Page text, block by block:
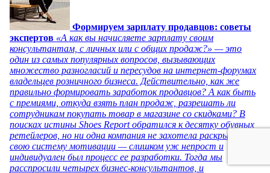
Формируем зарплату продавцов: советы
экспертов «А как вы начисляете зарплату своим
консультантам, с личных или с общих продаж?» — это
один из самых популярных вопросов, вызывающих
множество разногласий и пересудов на интернет-форумах
владельцев розничного бизнеса. Действительно, как же
правильно формировать заработок продавцов? А как быть
с премиями, откуда взять план продаж, разрешать ли
сотрудникам покупать товар в магазине со скидками? В
поисках истины Shoes Report обратился к десятку обувных
ретейлеров, но ни одна компания не захотела раскрывать
свою систему мотивации — слишком уж непрост и
индивидуален был процесс ее разработки. Тогда мы
расспросили четырех бизнес-консультантов, и